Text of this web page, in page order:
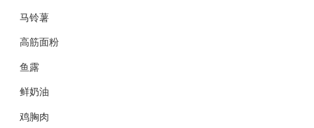
马铃薯
高筋面粉
鱼露
鲜奶油
鸡胸肉